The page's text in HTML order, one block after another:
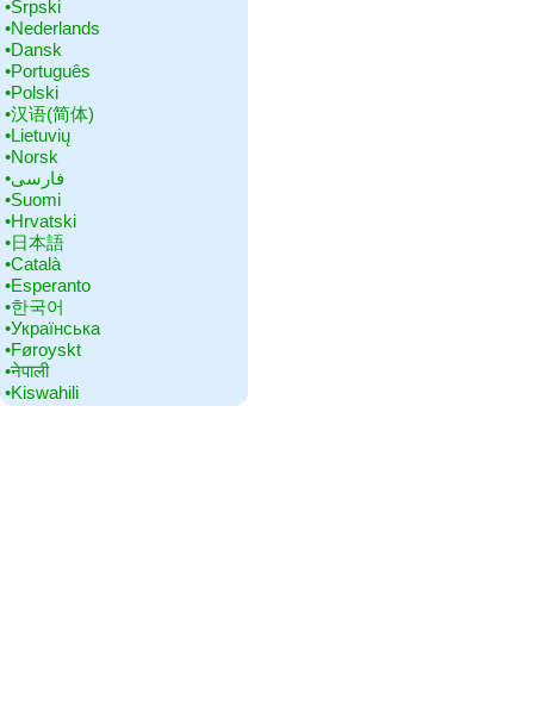
•‎Srpski
•‎Nederlands
•‎Dansk
•‎Português
•‎Polski
•‎汉语(简体)
•‎Lietuvių
•‎Norsk
•‎فارسی
•‎Suomi
•‎Hrvatski
•‎日本語
•‎Català
•‎Esperanto
•‎한국어
•‎Українська
•‎Føroyskt
•‎नेपाली
•‎Kiswahili